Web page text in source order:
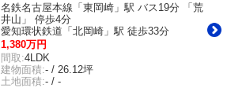
名鉄名古屋本線「東岡崎」駅 バス19分 「荒
井山」 停歩4分
愛知環状鉄道「北岡崎」駅 徒歩33分
1,380万円
間取:4LDK
建物面積:- / 26.12坪
土地面積:- / -